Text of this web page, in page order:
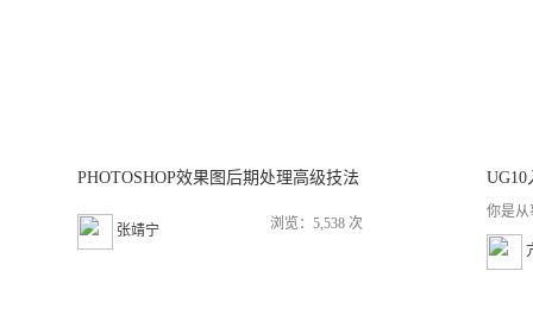
PHOTOSHOP效果图后期处理高级技法
张靖宁 浏览：5,538 次
UG10
你是从